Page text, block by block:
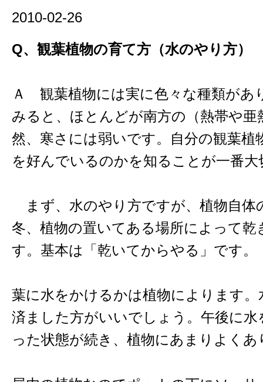
2010-02-26
Q、観葉植物の育て方（水のやり方）
Ａ 観葉植物には実に色々な種類があ
みると、ほとんどが南方の（熱帯や亜
然、寒さには弱いです。自分の観葉植
を好んでいるのかを知ることが一番大
まず、水のやり方ですが、植物自体
冬、植物の置いてある場所によって乾
す。基本は「乾いてからやる」です。
葉に水をかけるかは植物によります
済ました方がいいでしょう。午後に
った状態が続き、植物にあまりよくあ